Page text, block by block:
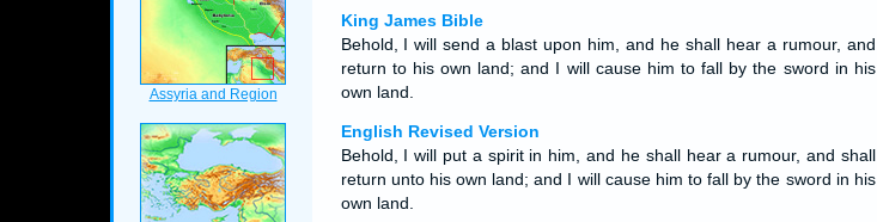
King James Bible
Behold, I will send a blast upon him, and he shall hear a rumour, and
return to his own land; and I will cause him to fall by the sword in his
own land.
English Revised Version
Behold, I will put a spirit in him, and he shall hear a rumour, and shall
return unto his own land; and I will cause him to fall by the sword in his
own land.